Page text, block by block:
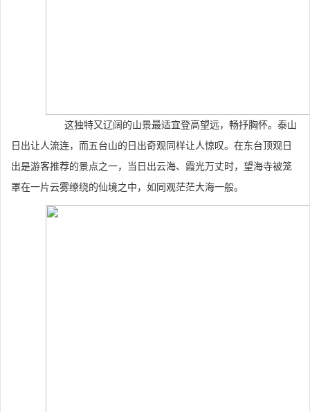
这独特又辽阔的山景最适宜登高望远，畅抒胸怀。泰山
日出让人流连，而五台山的日出奇观同样让人惊叹。在东台顶观日
出是游客推荐的景点之一，当日出云海、霞光万丈时，望海寺被笼
罩在一片云雾缭绕的仙境之中，如同观茫茫大海一般。